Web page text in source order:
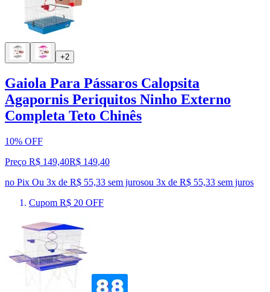
+2
Gaiola Para Pássaros Calopsita
Agapornis Periquitos Ninho Externo
Completa Teto Chinês
10% OFF
Preço R$ 149,40R$ 149,40
no Pix Ou 3x de R$ 55,33 sem jurosou 3x de R$ 55,33 sem juros
Cupom R$ 20 OFF